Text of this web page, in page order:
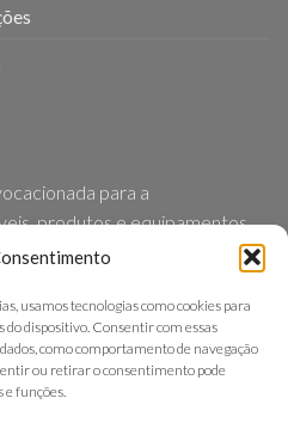
usamos tecnologias como cookies para
dispositivo. Consentir com essas
como comportamento de navegação
ou retirar o consentimento pode
funções.
para a
produtos e equipamentos
em princípios como a